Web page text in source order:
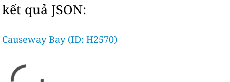
kết quả JSON:
Causeway Bay (ID: H2570)